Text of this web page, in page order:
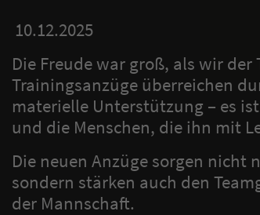
10.12.2025
Die Freude war groß, als wir
Trainingsanzüge überreichen
materielle Unterstützung – es
und die Menschen, die ihn mit
Die neuen Anzüge sorgen
sondern stärken auch den
der Mannschaft.